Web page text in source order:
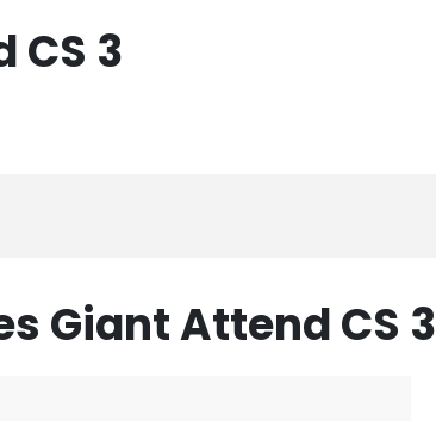
CS 3
Giant Attend CS 3